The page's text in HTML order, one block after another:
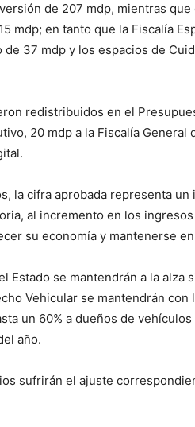
de 207 mdp, mientras
mdp; en tanto que la Fiscalía
37 mdp y los espacios de
redistribuidos en el
20 mdp a la Fiscalía General
la cifra aprobada representa
al incremento en los
su economía y mantenerse
Estado se mantendrán a la alza
Vehicular se mantendrán con
un 60% a dueños de
año.
sufrirán el ajuste